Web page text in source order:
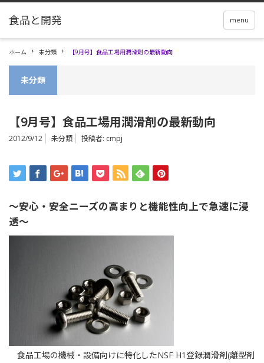
menu
ホーム 未分類 【9月号】食品工場用潤滑剤の最新動向
未分類
【9月号】食品工場用潤滑剤の最新動向
2012/9/12 未分類 投稿者: cmpj
～安心・安全ニーズの高まりと機能性向上で急速に浸
透～
食品工場の機械・設備向けに特化したNSF H1登録潤滑剤(離型剤